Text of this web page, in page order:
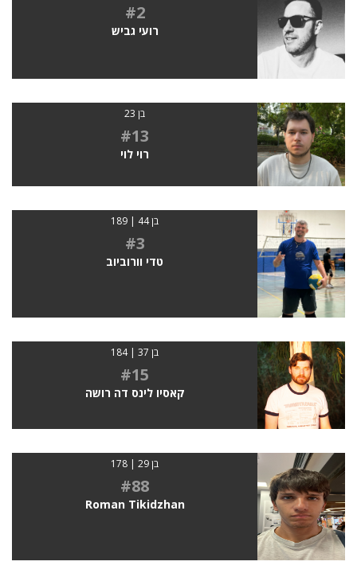
#2
רועי גביש
בן 23
#13
רוי לוי
בן 44 | 189
#3
טדי וורוביוב
בן 37 | 184
#15
קאסיו לינס דה רושה
בן 29 | 178
#88
Roman Tikidzhan